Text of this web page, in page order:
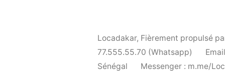
Locadakar, Fièrement propulsé
77.555.55.70 (Whatsapp)
Sénégal
Messenger : m.me/